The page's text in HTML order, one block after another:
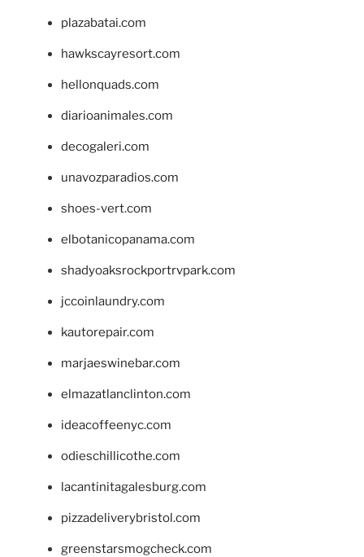
plazabatai.com
hawkscayresort.com
hellonquads.com
diarioanimales.com
decogaleri.com
unavozparadios.com
shoes-vert.com
elbotanicopanama.com
shadyoaksrockportrvpark.com
jccoinlaundry.com
kautorepair.com
marjaeswinebar.com
elmazatlanclinton.com
ideacoffeenyc.com
odieschillicothe.com
lacantinitagalesburg.com
pizzadeliverybristol.com
greenstarsmogcheck.com